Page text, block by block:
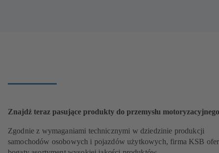
Znajdź teraz pasujące produkty do przemysłu motoryzacyjnego
Zgodnie z wymaganiami technicznymi w dziedzinie produkcji
samochodów osobowych i pojazdów użytkowych, firma KSB